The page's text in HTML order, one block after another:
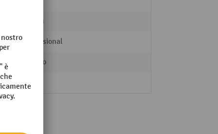
30 mm
Professional
Acciaio
sì